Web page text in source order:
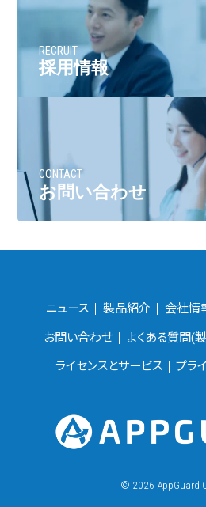
RECRUIT
採用情報
CONTACT
お問い合わせ
ニュース 製品紹介 会社情
お問い合わせ よくある質問(
ライセンスとサービス プラ
© 2026 AppGuard